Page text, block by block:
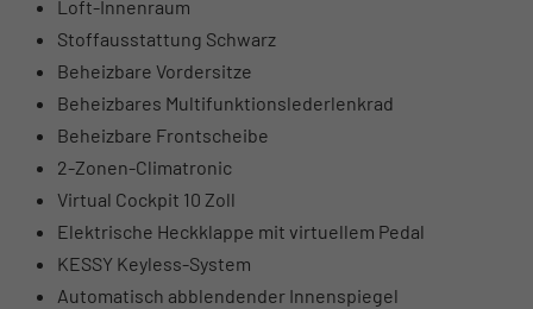
Loft-Innenraum
Stoffausstattung Schwarz
Beheizbare Vordersitze
Beheizbares Multifunktionslederlenkrad
Beheizbare Frontscheibe
2-Zonen-Climatronic
Virtual Cockpit 10 Zoll
Elektrische Heckklappe mit virtuellem Pedal
KESSY Keyless-System
Automatisch abblendender Innenspiegel